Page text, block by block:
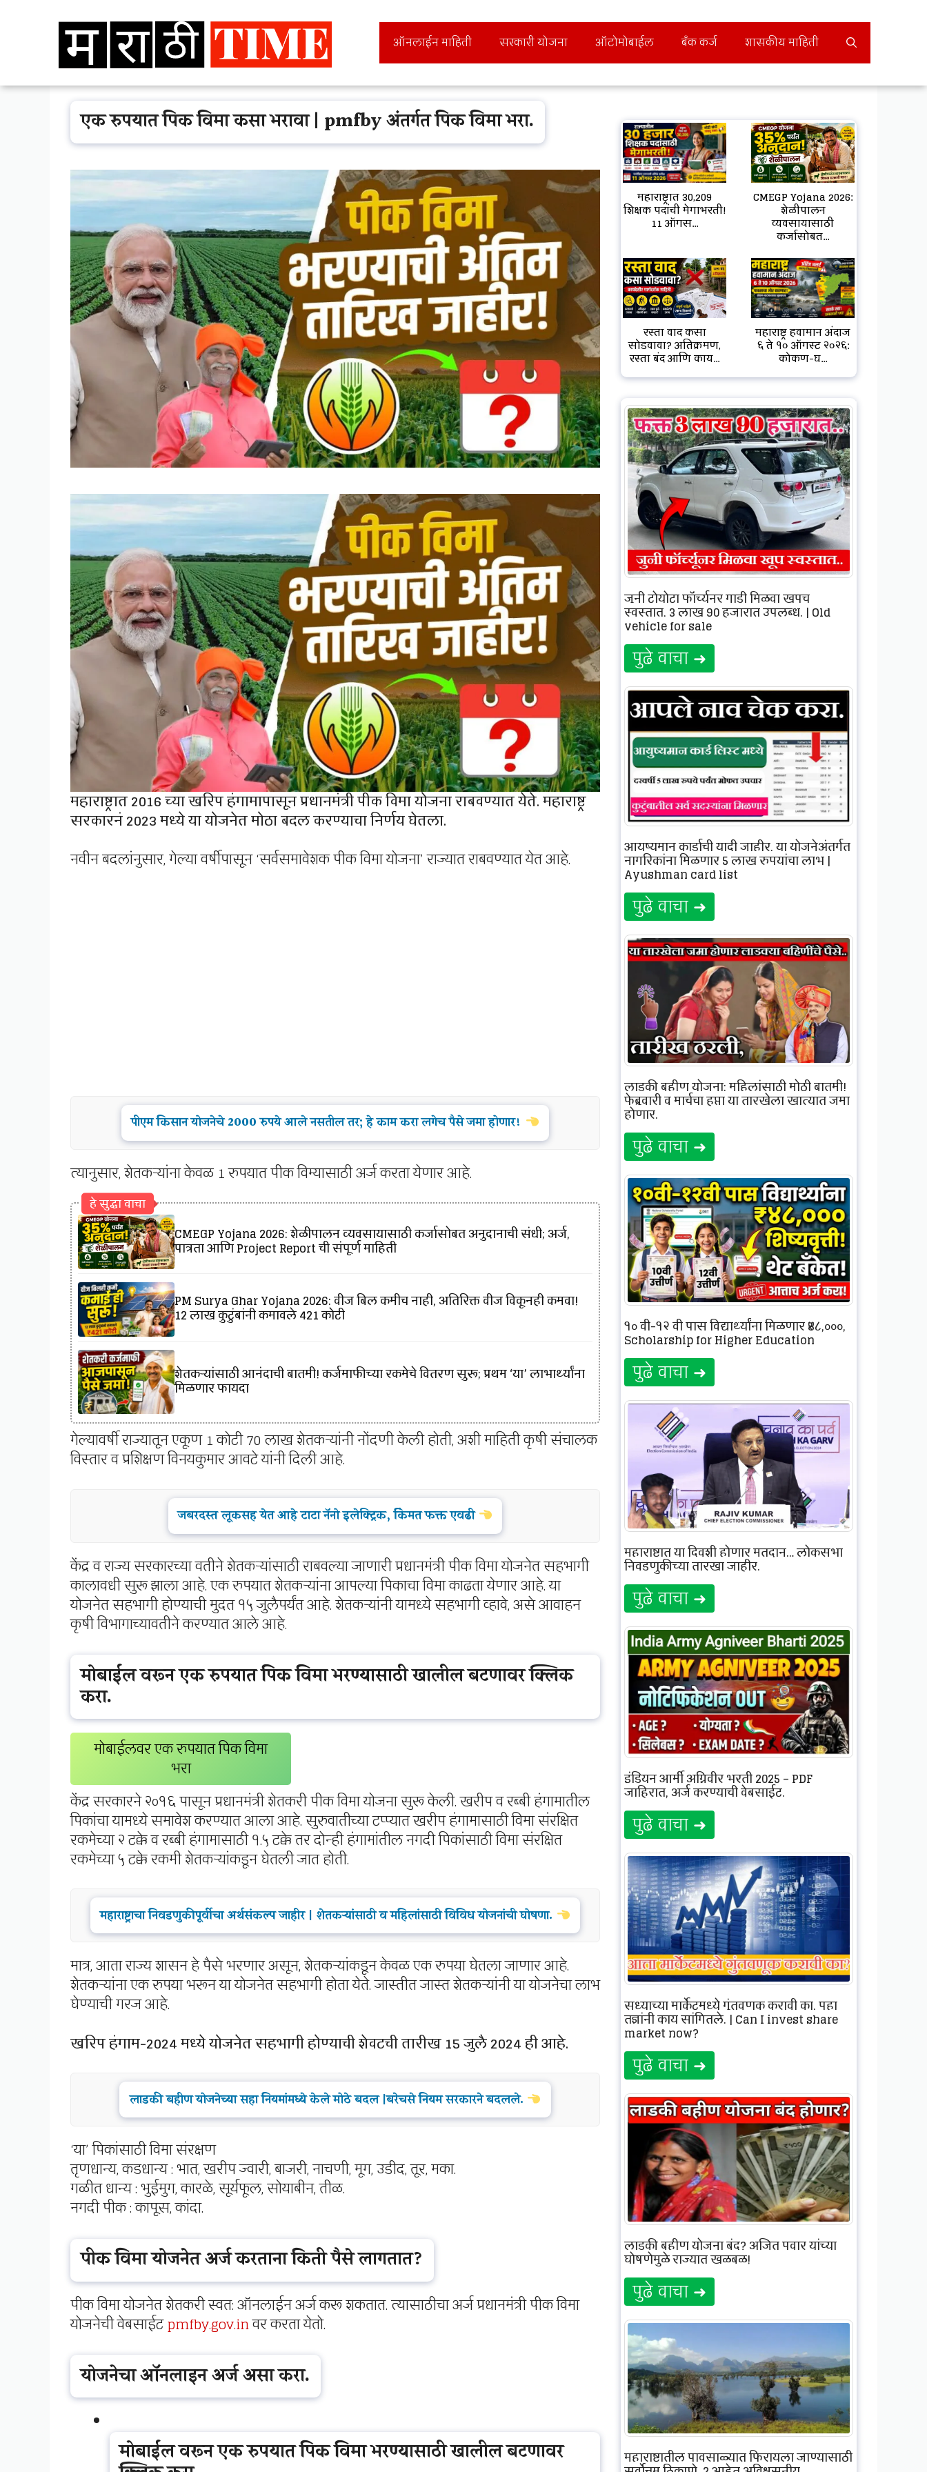
ऑनलाईन माहिती सरकारी योजना ऑटोमोबाईल बँक कर्ज शासकीय माहिती
एक रुपयात पिक विमा कसा भरावा | pmfby अंतर्गत पिक विमा भरा.
महाराष्ट्रात 2016 च्या खरिप हंगामापासून प्रधानमंत्री पीक विमा योजना राबवण्यात येते. महाराष्ट्र
सरकारनं 2023 मध्ये या योजनेत मोठा बदल करण्याचा निर्णय घेतला.
नवीन बदलांनुसार, गेल्या वर्षीपासून ‘सर्वसमावेशक पीक विमा योजना’ राज्यात राबवण्यात येत आहे.
पीएम किसान योजनेचे 2000 रुपये आले नसतील तर; हे काम करा लगेच पैसे जमा होणार!
त्यानुसार, शेतकऱ्यांना केवळ 1 रुपयात पीक विम्यासाठी अर्ज करता येणार आहे.
हे सुद्धा वाचा
CMEGP Yojana 2026: शेळीपालन व्यवसायासाठी कर्जासोबत अनुदानाची संधी; अर्ज,
पात्रता आणि Project Report ची संपूर्ण माहिती
PM Surya Ghar Yojana 2026: वीज बिल कमीच नाही, अतिरिक्त वीज विकूनही कमवा!
12 लाख कुटुंबांनी कमावले ₹421 कोटी
शेतकऱ्यांसाठी आनंदाची बातमी! कर्जमाफीच्या रकमेचे वितरण सुरू; प्रथम ‘या’ लाभार्थ्यांना
मिळणार फायदा
गेल्यावर्षी राज्यातून एकूण 1 कोटी 70 लाख शेतकऱ्यांनी नोंदणी केली होती, अशी माहिती कृषी संचालक
विस्तार व प्रशिक्षण विनयकुमार आवटे यांनी दिली आहे.
जबरदस्त लूकसह येत आहे टाटा नॅनो इलेक्ट्रिक, किंमत फक्त एवढी
केंद्र व राज्य सरकारच्या वतीने शेतकऱ्यांसाठी राबवल्या जाणारी प्रधानमंत्री पीक विमा योजनेत सहभागी
कालावधी सुरू झाला आहे. एक रुपयात शेतकऱ्यांना आपल्या पिकाचा विमा काढता येणार आहे. या
योजनेत सहभागी होण्याची मुदत १५ जुलैपर्यंत आहे. शेतकऱ्यांनी यामध्ये सहभागी व्हावे, असे आवाहन
कृषी विभागाच्यावतीने करण्यात आले आहे.
मोबाईल वरून एक रुपयात पिक विमा भरण्यासाठी खालील बटणावर क्लिक
करा.
मोबाईलवर एक रुपयात पिक विमा
भरा
केंद्र सरकारने २०१६ पासून प्रधानमंत्री शेतकरी पीक विमा योजना सुरू केली. खरीप व रब्बी हंगामातील
पिकांचा यामध्ये समावेश करण्यात आला आहे. सुरुवातीच्या टप्प्यात खरीप हंगामासाठी विमा संरक्षित
रकमेच्या २ टक्के व रब्बी हंगामासाठी १.५ टक्के तर दोन्ही हंगामांतील नगदी पिकांसाठी विमा संरक्षित
रकमेच्या ५ टक्के रकमी शेतकऱ्यांकडून घेतली जात होती.
महाराष्ट्राचा निवडणुकीपूर्वीचा अर्थसंकल्प जाहीर | शेतकऱ्यांसाठी व महिलांसाठी विविध योजनांची घोषणा.
मात्र, आता राज्य शासन हे पैसे भरणार असून, शेतकऱ्यांकडून केवळ एक रुपया घेतला जाणार आहे.
शेतकऱ्यांना एक रुपया भरून या योजनेत सहभागी होता येते. जास्तीत जास्त शेतकऱ्यांनी या योजनेचा लाभ
घेण्याची गरज आहे.
खरिप हंगाम-2024 मध्ये योजनेत सहभागी होण्याची शेवटची तारीख 15 जुलै 2024 ही आहे.
लाडकी बहीण योजनेच्या सहा नियमांमध्ये केले मोठे बदल |बरेचसे नियम सरकारने बदलले.
‘या’ पिकांसाठी विमा संरक्षण
तृणधान्य, कडधान्य : भात, खरीप ज्वारी, बाजरी, नाचणी, मूग, उडीद, तूर, मका.
गळीत धान्य : भुईमुग, कारळे, सूर्यफूल, सोयाबीन, तीळ.
नगदी पीक : कापूस, कांदा.
पीक विमा योजनेत अर्ज करताना किती पैसे लागतात?
पीक विमा योजनेत शेतकरी स्वत: ऑनलाईन अर्ज करू शकतात. त्यासाठीचा अर्ज प्रधानमंत्री पीक विमा
योजनेची वेबसाईटpmfby.gov.inवर करता येतो.
योजनेचा ऑनलाइन अर्ज असा करा.
मोबाईल वरून एक रुपयात पिक विमा भरण्यासाठी खालील बटणावर
महाराष्ट्रात 30,209
शिक्षक पदांची मेगाभरती!
11 ऑगस...
CMEGP Yojana 2026:
शेळीपालन
व्यवसायासाठी
कर्जासोबत...
रस्ता वाद कसा
सोडवावा? अतिक्रमण,
रस्ता बंद आणि काय...
महाराष्ट्र हवामान अंदाज
६ ते १० ऑगस्ट २०२६:
कोकण-घ...
जुनी टोयोटा फॉर्च्यूनर गाडी मिळवा खूपच
स्वस्तात, 3 लाख 90 हजारात उपलब्ध. | Old
vehicle for sale
पुढे वाचा ➜
आयुष्यमान कार्डाची यादी जाहीर, या योजनेअंतर्गत
नागरिकांना मिळणार 5 लाख रुपयांचा लाभ |
Ayushman card list
पुढे वाचा ➜
लाडकी बहीण योजना: महिलांसाठी मोठी बातमी!
फेब्रुवारी व मार्चचा हप्ता या तारखेला खात्यात जमा
होणार.
पुढे वाचा ➜
१० वी-१२ वी पास विद्यार्थ्यांना मिळणार ₹४८,०००,
Scholarship for Higher Education
पुढे वाचा ➜
महाराष्ट्रात या दिवशी होणार मतदान… लोकसभा
निवडणुकीच्या तारखा जाहीर.
पुढे वाचा ➜
इंडियन आर्मी अग्निवीर भरती 2025 – PDF
जाहिरात, अर्ज करण्याची वेबसाईट.
पुढे वाचा ➜
सध्याच्या मार्केटमध्ये गुंतवणूक करावी का, पहा
तज्ञांनी काय सांगितले. | Can I invest share
market now?
पुढे वाचा ➜
लाडकी बहीण योजना बंद? अजित पवार यांच्या
घोषणेमुळे राज्यात खळबळ!
पुढे वाचा ➜
महाराष्ट्रातील पावसाळ्यात फिरायला जाण्यासाठी